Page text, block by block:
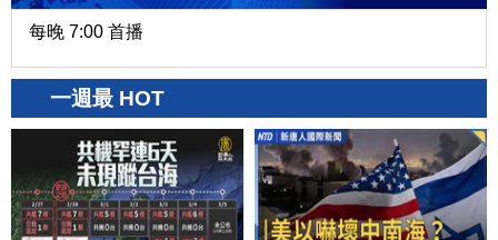
每晚 7:00 首播
一週最 HOT